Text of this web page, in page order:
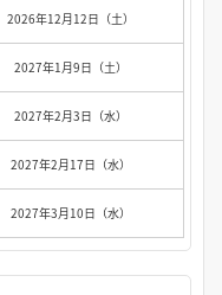
2026年12月12日（土）
2027年1月9日（土）
2027年2月3日（水）
2027年2月17日（水）
2027年3月10日（水）